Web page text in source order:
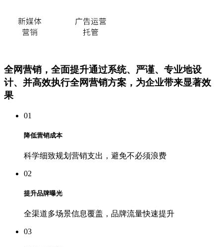
全网营销，全面提升通过系统、严谨、专业地设
计、并高效执行全网营销方案，为企业带来显著效
果
01
降低营销成本
科学细致规划营销支出，避免不必须浪费
02
提升品牌曝光
全渠道多场景信息覆盖，品牌流量快速提升
03